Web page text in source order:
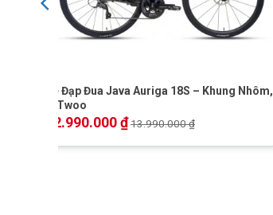
Xe Đạp Đua Java Auriga 18S – Khung Nhôm,
L-Twoo
12.990.000₫13.990.000₫